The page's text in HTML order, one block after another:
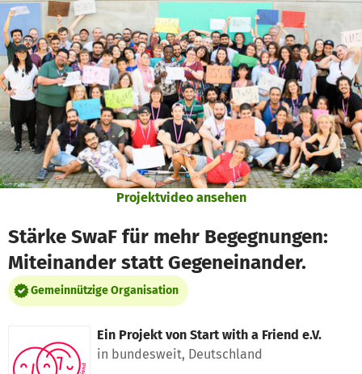
Zum Hauptinhalt springen
Erklärung zur Barrierefreiheit anzeigen
Projektvideo ansehen
Stärke SwaF für mehr Begegnungen:
Miteinander statt Gegeneinander.
Gemeinnützige Organisation
Ein Projekt von Start with a Friend e.V.
in bundesweit, Deutschland